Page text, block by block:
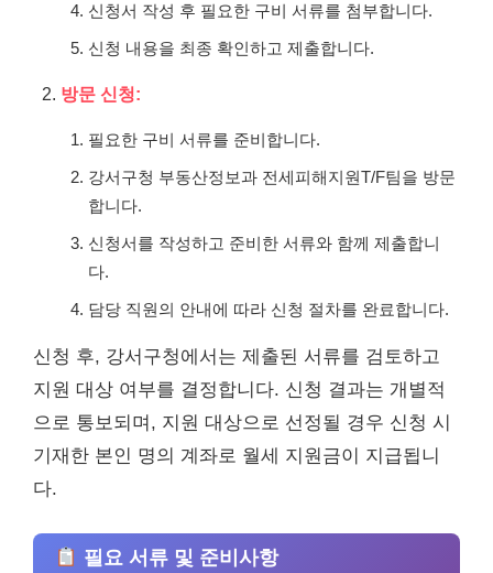
신청서 작성 후 필요한 구비 서류를 첨부합니다.
신청 내용을 최종 확인하고 제출합니다.
방문 신청:
필요한 구비 서류를 준비합니다.
강서구청 부동산정보과 전세피해지원T/F팀을 방문
합니다.
신청서를 작성하고 준비한 서류와 함께 제출합니
다.
담당 직원의 안내에 따라 신청 절차를 완료합니다.
신청 후, 강서구청에서는 제출된 서류를 검토하고
지원 대상 여부를 결정합니다. 신청 결과는 개별적
으로 통보되며, 지원 대상으로 선정될 경우 신청 시
기재한 본인 명의 계좌로 월세 지원금이 지급됩니
다.
필요 서류 및 준비사항